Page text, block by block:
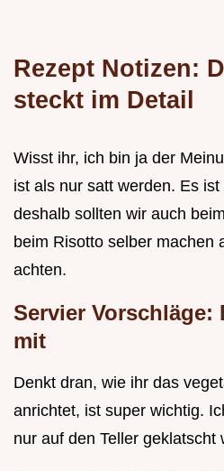
Rezept Notizen:
steckt im Detail
Wisst ihr, ich bin ja der
ist als nur satt werden. Es
deshalb sollten wir auch
beim Risotto selber machen
achten.
Servier Vorschläge:
mit
Denkt dran, wie ihr das
anrichtet, ist super wichtig.
nur auf den Teller geklatscht